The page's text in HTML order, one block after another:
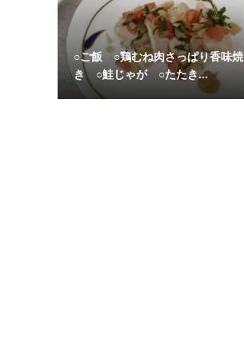
○ご飯 ○鶏むね肉さっぱり香味焼
き ○鮭じゃが ○たたき...